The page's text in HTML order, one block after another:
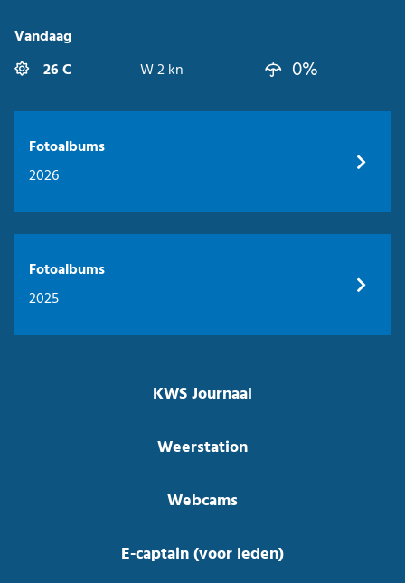
Vandaag
26 C
W 2 kn 0%
Fotoalbums
2026
Fotoalbums
2025
KWS Journaal
Weerstation
Webcams
E-captain (voor leden)